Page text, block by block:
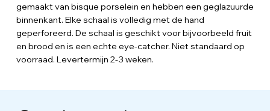
gemaakt van bisque porselein en hebben een geglazuurde
binnenkant. Elke schaal is volledig met de hand
geperforeerd. De schaal is geschikt voor bijvoorbeeld fruit
en brood en is een echte eye-catcher. Niet standaard op
voorraad. Levertermijn 2-3 weken.